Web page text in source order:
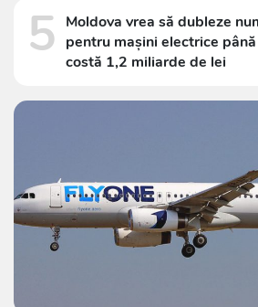
5 Moldova vrea să dubleze
pentru mașini electrice
costă 1,2 miliarde de lei